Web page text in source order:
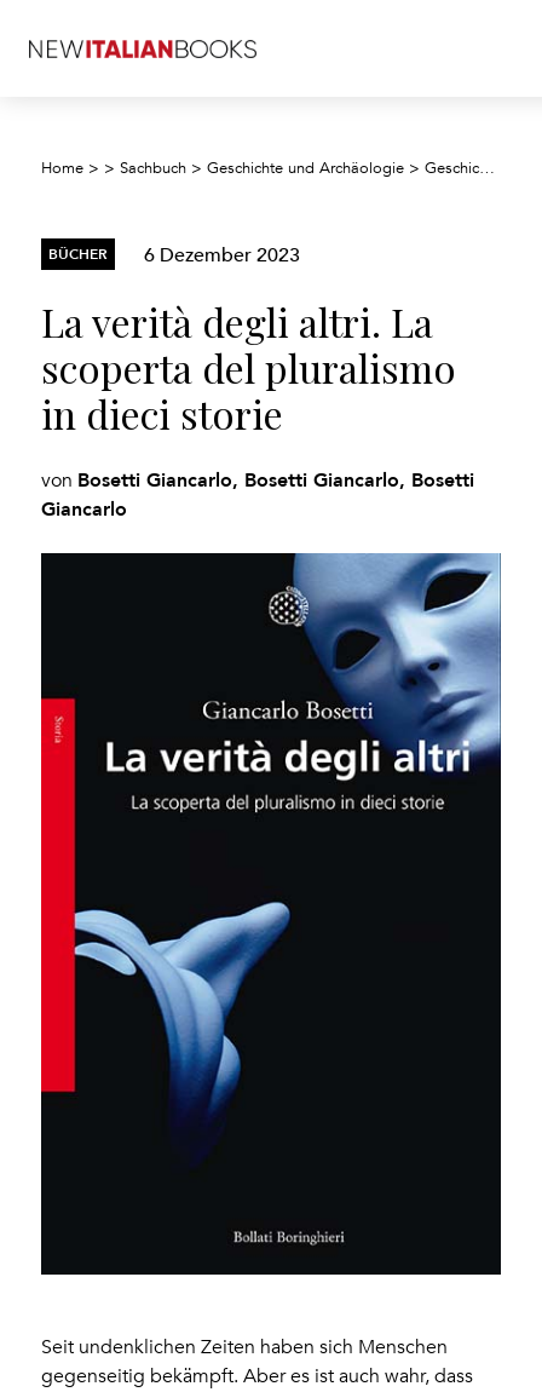
Home > >Sachbuch >Geschichte und Archäologie >Geschichte
BÜCHER 6 Dezember 2023
La verità degli altri. La
scoperta del pluralismo
in dieci storie
von Bosetti Giancarlo, Bosetti Giancarlo, Bosetti
Giancarlo
Seit undenklichen Zeiten haben sich Menschen
gegenseitig bekämpft. Aber es ist auch wahr, dass